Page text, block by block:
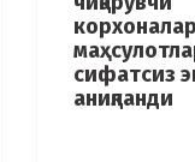
сифатсиз
аниқланди